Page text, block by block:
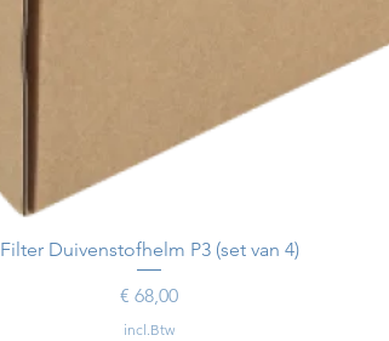
Filter Duivenstofhelm P3 (set van 4)
Prijs
€ 68,00
incl.Btw